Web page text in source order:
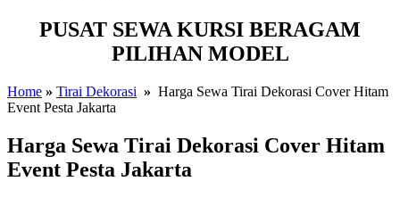
PUSAT SEWA KURSI BERAGAM
PILIHAN MODEL
Home » Tirai Dekorasi » Harga Sewa Tirai Dekorasi Cover Hitam
Event Pesta Jakarta
Harga Sewa Tirai Dekorasi Cover Hitam
Event Pesta Jakarta